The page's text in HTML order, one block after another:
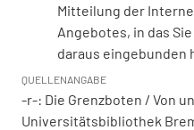
Mitteilung der
Angebotes, in das
daraus eingebunden
QUELLENANGABE
-r-: Die Grenzboten / Von
Universitätsbibliothek